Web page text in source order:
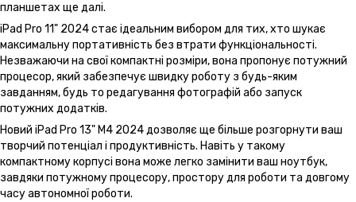
планшетах ще далі.
iPad Pro 11" 2024 стає ідеальним вибором для тих, хто шукає
максимальну портативність без втрати функціональності.
Незважаючи на свої компактні розміри, вона пропонує потужний
процесор, який забезпечує швидку роботу з будь-яким
завданням, будь то редагування фотографій або запуск
потужних додатків.
Новий iPad Pro 13" M4 2024 дозволяє ще більше розгорнути ваш
творчий потенціал і продуктивність. Навіть у такому
компактному корпусі вона може легко замінити ваш ноутбук,
завдяки потужному процесору, простору для роботи та довгому
часу автономної роботи.